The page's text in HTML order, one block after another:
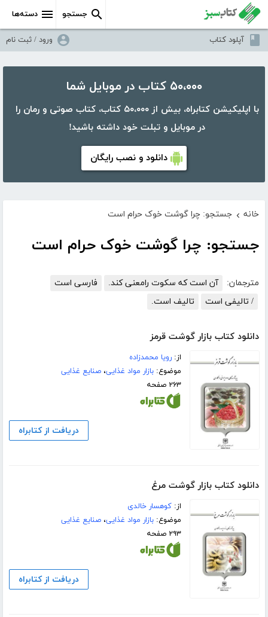
دسته‌ها جستجو
آپلود کتاب ورود / ثبت نام
۵۰،۰۰۰ کتاب در موبایل شما
با اپلیکیشن کتابراه، بیش از ۵۰،۰۰۰ کتاب، کتاب صوتی و رمان را
در موبایل و تبلت خود داشته باشید!
دانلود و نصب رایگان
خانه › جستجو: چرا گوشت خوک حرام است
جستجو: چرا گوشت خوک حرام است
مترجمان: آن است که سکوت رامعنی کند.
فارسی است
/ تالیفی است
تالیف است.
دانلود کتاب بازار گوشت قرمز
از:رویا محمدزاده
موضوع:بازار مواد غذایی،صنایع غذایی
۲۶۳ صفحه
دریافت از کتابراه
دانلود کتاب بازار گوشت مرغ
از:کوهسار خالدی
موضوع:بازار مواد غذایی،صنایع غذایی
۲۹۳ صفحه
دریافت از کتابراه